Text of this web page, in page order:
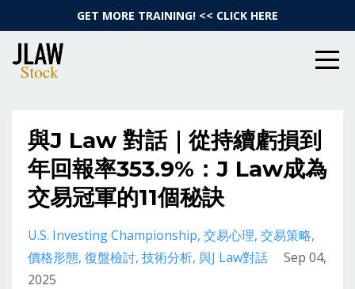
GET MORE TRAINING! << CLICK HERE
與J Law 對話｜從持續虧損到
年回報率353.9%：J Law成為
交易冠軍的11個秘訣
U.s. Investing Championship 交易心理 交易策略
價格形態 復盤檢討 技術分析 與j Law對話
Sep 04,
2025